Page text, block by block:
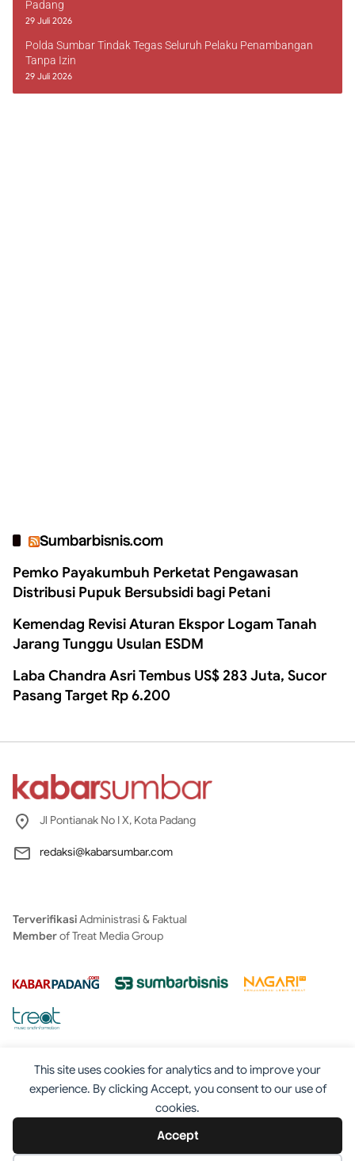
This site uses cookies for analytics and to improve your
experience. By clicking Accept, you consent to our use of
cookies.
Accept
Padang
29 Juli 2026
Polda Sumbar Tindak Tegas Seluruh Pelaku Penambangan
Tanpa Izin
29 Juli 2026
Sumbarbisnis.com
Pemko Payakumbuh Perketat Pengawasan
Distribusi Pupuk Bersubsidi bagi Petani
Kemendag Revisi Aturan Ekspor Logam Tanah
Jarang Tunggu Usulan ESDM
Laba Chandra Asri Tembus US$ 283 Juta, Sucor
Pasang Target Rp 6.200
Jl Pontianak No I X, Kota Padang
redaksi@kabarsumbar.com
TerverifikasiAdministrasi & Faktual
Memberof Treat Media Group
Tentang Redaksi Kontak Disclaimer
Iklan